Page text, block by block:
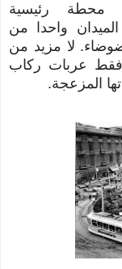
محطة رئيسية
واحدا من
لا مزيد من
فقط عربات ركاب
المزعجة.